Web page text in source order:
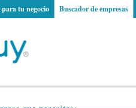
tu negocio Buscador de empresas